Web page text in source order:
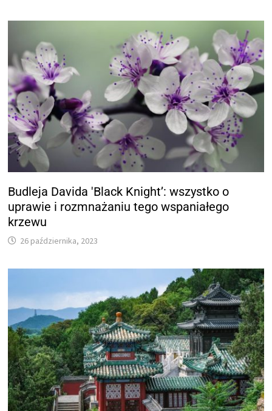
Budleja Davida 'Black Knight’: wszystko o
uprawie i rozmnażaniu tego wspaniałego
krzewu
26 października, 2023